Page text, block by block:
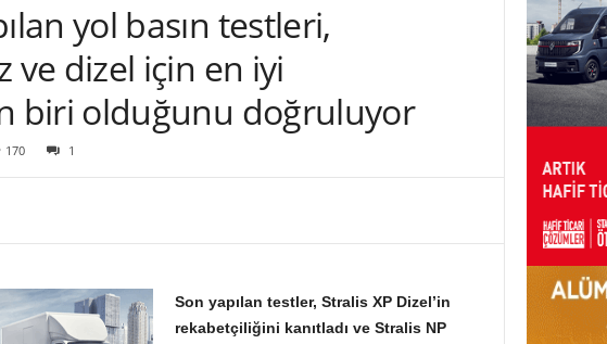
yol basın testleri,
ve dizel için en iyi
biri olduğunu doğruluyor
170 1
Son yapılan testler, Stralis XP Dizel’in
rekabetçiliğini kanıtladı ve Stralis NP